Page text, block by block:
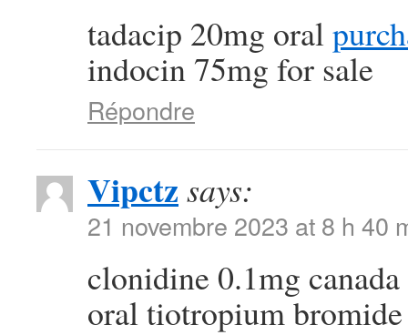
tadacip 20mg oral
indocin 75mg for sale
Répondre
Vipctz says:
21 novembre 2023 at 8 h 40
clonidine 0.1mg canada
oral tiotropium